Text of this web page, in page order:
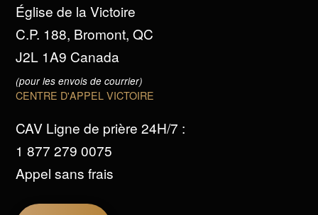
Église de la Victoire
C.P. 188, Bromont, QC
J2L 1A9 Canada
(pour les envois de courrier)
CENTRE D'APPEL VICTOIRE
CAV Ligne de prière 24H/7 :
1 877 279 0075
Appel sans frais